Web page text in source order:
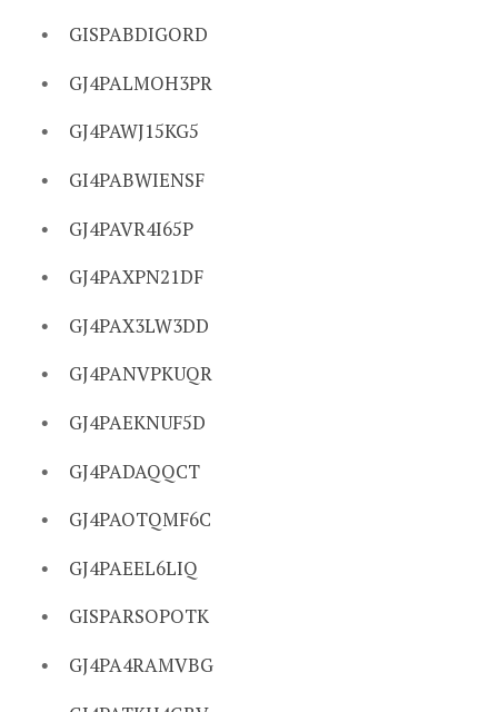
GISPABDIGORD
GJ4PALMOH3PR
GJ4PAWJ15KG5
GI4PABWIENSF
GJ4PAVR4I65P
GJ4PAXPN21DF
GJ4PAX3LW3DD
GJ4PANVPKUQR
GJ4PAEKNUF5D
GJ4PADAQQCT
GJ4PAOTQMF6C
GJ4PAEEL6LIQ
GISPARSOPOTK
GJ4PA4RAMVBG